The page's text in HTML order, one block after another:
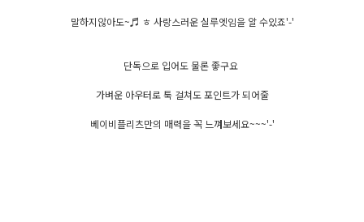
말하지않아도~♬ ㅎ 사랑스러운 실루엣임을 알 수있죠'-'
단독으로 입어도 물론 좋구요
가벼운 아우터로 툭 걸쳐도 포인트가 되어줄
베이비플리츠만의 매력을 꼭 느껴보세요~~~'-'